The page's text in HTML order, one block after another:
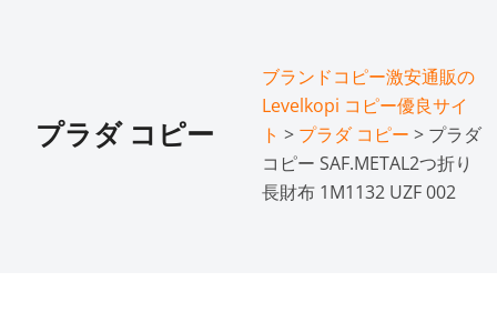
プラダ コピー
ブランドコピー激安通販の
Levelkopi コピー優良サイ
ト > プラダ コピー > プラダ
コピー SAF.METAL2つ折り
長財布 1M1132 UZF 002